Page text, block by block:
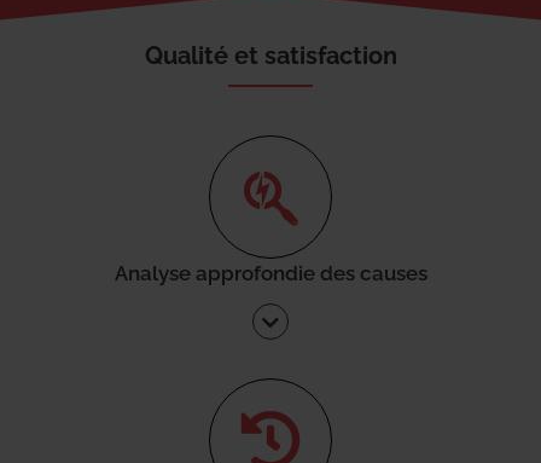
Qualité et satisfaction
Analyse approfondie des causes